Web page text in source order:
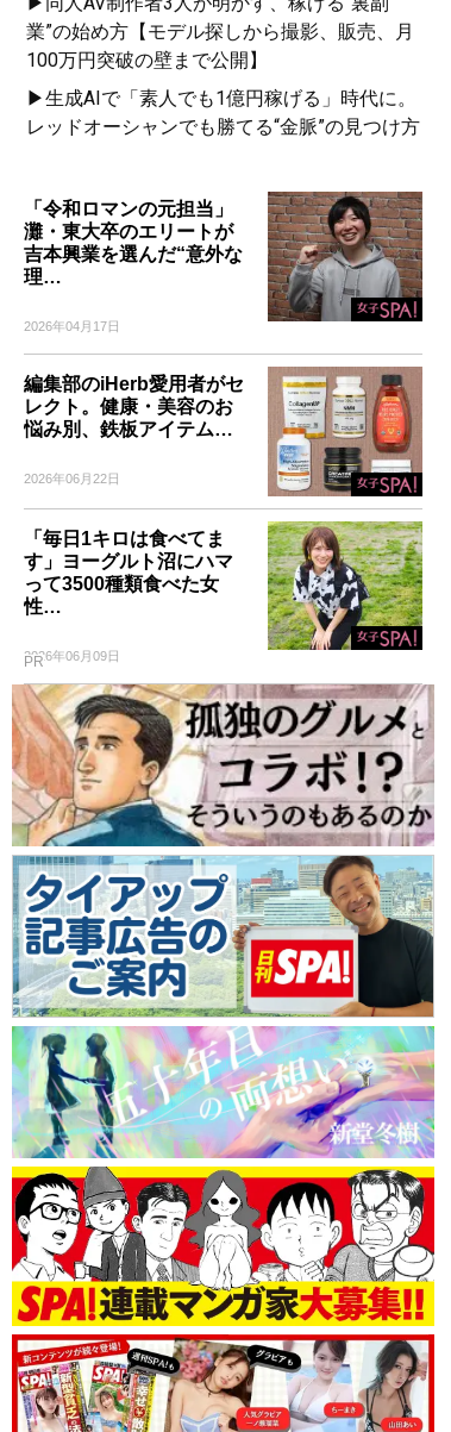
業”の始め方【モデル探しから撮影、販売、月
100万円突破の壁まで公開】
▶生成AIで「素人でも1億円稼げる」時代に。
レッドオーシャンでも勝てる“金脈”の見つけ方
「令和ロマンの元担当」
灘・東大卒のエリートが
吉本興業を選んだ“意外な
理…
2026年04月17日
編集部のiHerb愛用者がセ
レクト。健康・美容のお
悩み別、鉄板アイテム…
2026年06月22日
「毎日1キロは食べてま
す」ヨーグルト沼にハマ
って3500種類食べた女
性…
2026年06月09日
PR